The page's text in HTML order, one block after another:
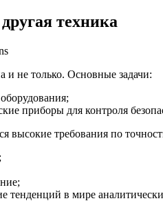
техника
и не только. Основные задачи:
приборы для контроля
высокие требования по
тенденций в мире